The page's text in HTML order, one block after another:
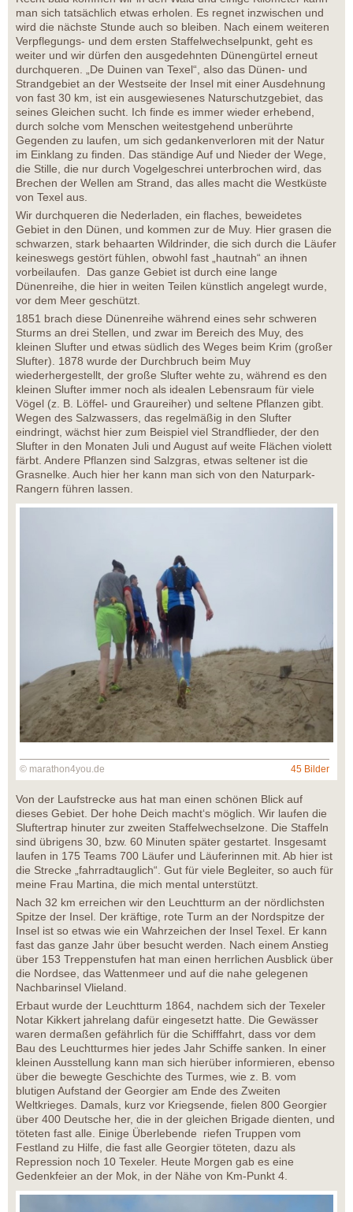
man sich tatsächlich etwas erholen. Es regnet inzwischen und
wird die nächste Stunde auch so bleiben. Nach einem weiteren
Verpflegungs- und dem ersten Staffelwechselpunkt, geht es
weiter und wir dürfen den ausgedehnten Dünengürtel erneut
durchqueren. „De Duinen van Texel“, also das Dünen- und
Strandgebiet an der Westseite der Insel mit einer Ausdehnung
von fast 30 km, ist ein ausgewiesenes Naturschutzgebiet, das
seines Gleichen sucht. Ich finde es immer wieder erhebend,
durch solche vom Menschen weitestgehend unberührte
Gegenden zu laufen, um sich gedankenverloren mit der Natur
im Einklang zu finden. Das ständige Auf und Nieder der Wege,
die Stille, die nur durch Vogelgeschrei unterbrochen wird, das
Brechen der Wellen am Strand, das alles macht die Westküste
von Texel aus.
Wir durchqueren die Nederladen, ein flaches, beweidetes
Gebiet in den Dünen, und kommen zur de Muy. Hier grasen die
schwarzen, stark behaarten Wildrinder, die sich durch die Läufer
keineswegs gestört fühlen, obwohl fast „hautnah“ an ihnen
vorbeilaufen. Das ganze Gebiet ist durch eine lange
Dünenreihe, die hier in weiten Teilen künstlich angelegt wurde,
vor dem Meer geschützt.
1851 brach diese Dünenreihe während eines sehr schweren
Sturms an drei Stellen, und zwar im Bereich des Muy, des
kleinen Slufter und etwas südlich des Weges beim Krim (großer
Slufter). 1878 wurde der Durchbruch beim Muy
wiederhergestellt, der große Slufter wehte zu, während es den
kleinen Slufter immer noch als idealen Lebensraum für viele
Vögel (z. B. Löffel- und Graureiher) und seltene Pflanzen gibt.
Wegen des Salzwassers, das regelmäßig in den Slufter
eindringt, wächst hier zum Beispiel viel Strandflieder, der den
Slufter in den Monaten Juli und August auf weite Flächen violett
färbt. Andere Pflanzen sind Salzgras, etwas seltener ist die
Grasnelke. Auch hier her kann man sich von den Naturpark-
Rangern führen lassen.
© marathon4you.de 45 Bilder
Von der Laufstrecke aus hat man einen schönen Blick auf
dieses Gebiet. Der hohe Deich macht‘s möglich. Wir laufen die
Sluftertrap hinuter zur zweiten Staffelwechselzone. Die Staffeln
sind übrigens 30, bzw. 60 Minuten später gestartet. Insgesamt
laufen in 175 Teams 700 Läufer und Läuferinnen mit. Ab hier ist
die Strecke „fahrradtauglich“. Gut für viele Begleiter, so auch für
meine Frau Martina, die mich mental unterstützt.
Nach 32 km erreichen wir den Leuchtturm an der nördlichsten
Spitze der Insel. Der kräftige, rote Turm an der Nordspitze der
Insel ist so etwas wie ein Wahrzeichen der Insel Texel. Er kann
fast das ganze Jahr über besucht werden. Nach einem Anstieg
über 153 Treppenstufen hat man einen herrlichen Ausblick über
die Nordsee, das Wattenmeer und auf die nahe gelegenen
Nachbarinsel Vlieland.
Erbaut wurde der Leuchtturm 1864, nachdem sich der Texeler
Notar Kikkert jahrelang dafür eingesetzt hatte. Die Gewässer
waren dermaßen gefährlich für die Schifffahrt, dass vor dem
Bau des Leuchtturmes hier jedes Jahr Schiffe sanken. In einer
kleinen Ausstellung kann man sich hierüber informieren, ebenso
über die bewegte Geschichte des Turmes, wie z. B. vom
blutigen Aufstand der Georgier am Ende des Zweiten
Weltkrieges. Damals, kurz vor Kriegsende, fielen 800 Georgier
über 400 Deutsche her, die in der gleichen Brigade dienten, und
töteten fast alle. Einige Überlebende riefen Truppen vom
Festland zu Hilfe, die fast alle Georgier töteten, dazu als
Repression noch 10 Texeler. Heute Morgen gab es eine
Gedenkfeier an der Mok, in der Nähe von Km-Punkt 4.